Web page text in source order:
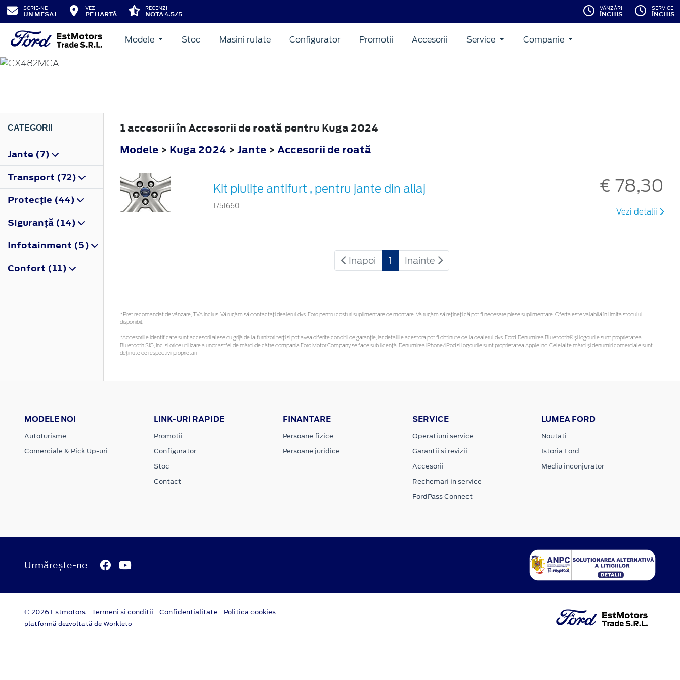
SCRIE-NE
UN MESAJ
VEZI
PE HARTĂ
RECENZII
NOTA 4.5/5
VÂNZĂRI
ÎNCHIS
SERVICE
ÎNCHIS
Modele Stoc Masini rulate Configurator Promotii Accesorii Service Companie
KUGA
CATEGORII
Jante (7)
Transport (72)
Protecţie (44)
Siguranţă (14)
Infotainment (5)
Confort (11)
1 accesorii în Accesorii de roată pentru Kuga 2024
Modele > Kuga 2024 > Jante > Accesorii de roată
Kit piuliţe antifurt , pentru jante din aliaj
1751660
€ 78,30
Vezi detalii
Inapoi 1 Inainte
*Preţ recomandat de vânzare, TVA inclus. Vă rugăm să contactaţi dealerul dvs. Ford pentru costuri suplimentare de montare. Vă rugăm să rețineți că pot fi necesare piese suplimentare. Oferta este valabilă în limita stocului
disponibil.
*Accesoriile identificate sunt accesorii alese cu grijă de la furnizori terți și pot avea diferite condiții de garanție, iar detaliile acestora pot fi obținute de la dealerul dvs. Ford. Denumirea Bluetooth® și logourile sunt proprietatea
Bluetooth SIG, Inc. și orice utilizare a unor astfel de mărci de către compania Ford Motor Company se face sub licență. Denumirea iPhone/iPod și logourile sunt proprietatea Apple Inc. Celelalte mărci și denumiri comerciale sunt
deținute de respectivii proprietari
MODELE NOI
Autoturisme
Comerciale & Pick Up-uri
LINK-URI RAPIDE
Promotii
Configurator
Stoc
Contact
FINANTARE
Persoane fizice
Persoane juridice
SERVICE
Operatiuni service
Garantii si revizii
Accesorii
Rechemari in service
FordPass Connect
LUMEA FORD
Noutati
Istoria Ford
Mediu inconjurator
Urmărește-ne
© 2026 Estmotors Termeni si conditii Confidentialitate Politica cookies
platformă dezvoltată de Workleto